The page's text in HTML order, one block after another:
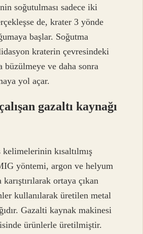
soğutulması sadece iki
de, krater 3 yönde
başlar. Soğutma
kraterin çevresindeki
büzülmeye ve daha sonra
yol açar.
gazaltı kaynağı
kısaltılmış
yöntemi, argon ve helyum
ortaya çıkan
kullanılarak üretilen metal
Gazalti kaynak makinesi
ürünlerle üretilmiştir.